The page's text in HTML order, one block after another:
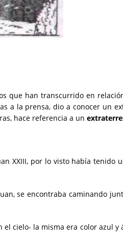
que han transcurrido en
a la prensa, dio a conocer un
hace referencia a un
XXIII, por lo visto había tenido
se encontraba caminando
cielo- la misma era color azul y